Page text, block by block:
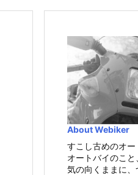
About Webiker
すこし古めのオー
オートバイのこと
気の向くままに、